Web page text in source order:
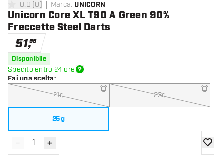
0 stelle di valutazione
0.0 [0] Marca: UNICORN
Unicorn Core XL T90 A Green 90%
Freccette Steel Darts
51,95
Disponibile
Spedito entro 24 ore
Fai una scelta:
21g 23g
25g
Diminuisci quantità
- Aumenta quantità
+